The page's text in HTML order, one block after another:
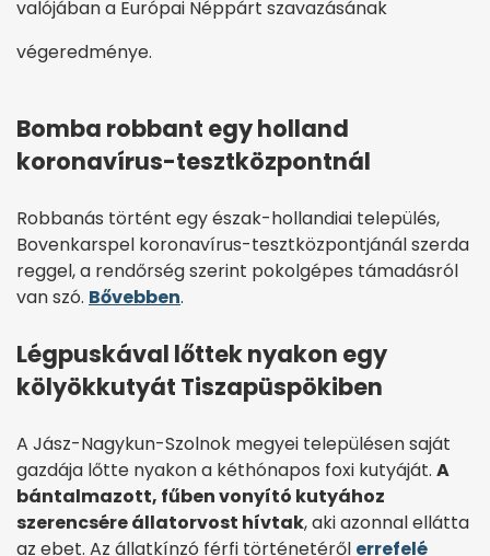
valójában a Európai Néppárt szavazásának
végeredménye.
Bomba robbant egy holland
koronavírus-tesztközpontnál
Robbanás történt egy észak-hollandiai település,
Bovenkarspel koronavírus-tesztközpontjánál szerda
reggel, a rendőrség szerint pokolgépes támadásról
van szó. Bővebben.
Légpuskával lőttek nyakon egy
kölyökkutyát Tiszapüspökiben
A Jász-Nagykun-Szolnok megyei településen saját
gazdája lőtte nyakon a kéthónapos foxi kutyáját. A
bántalmazott, fűben vonyító kutyához
szerencsére állatorvost hívtak, aki azonnal ellátta
az ebet. Az állatkínzó férfi történetéről errefelé